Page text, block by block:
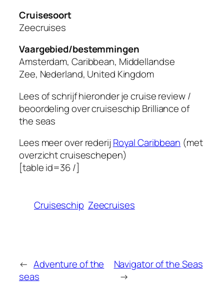
Cruisesoort
Zeecruises
Vaargebied/bestemmingen
Amsterdam, Caribbean, Middellandse
Zee, Nederland, United Kingdom
Lees of schrijf hieronder je cruise review /
beoordeling over cruiseschip Brilliance of
the seas
Lees meer over rederij Royal Caribbean (met
overzicht cruiseschepen)
[table id=36 /]
Cruiseschip Zeecruises
← Adventure of the
seas
Navigator of the Seas
→